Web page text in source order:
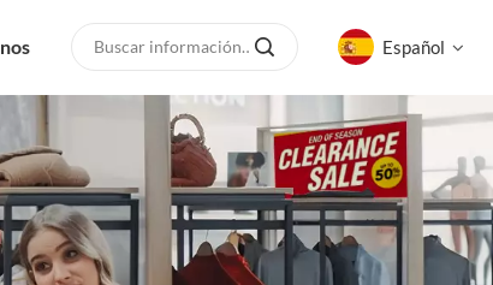
Español
English
русский